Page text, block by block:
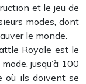
et le jeu de
modes, dont
le monde.
Royale est le
jusqu’à 100
où ils doivent se